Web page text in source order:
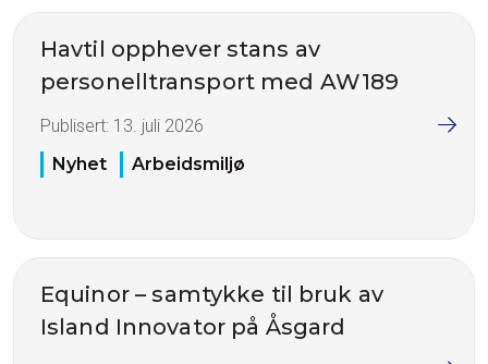
Havtil opphever stans av
personelltransport med AW189
Publisert: 13. juli 2026
Nyhet
Arbeidsmiljø
Equinor – samtykke til bruk av
Island Innovator på Åsgard